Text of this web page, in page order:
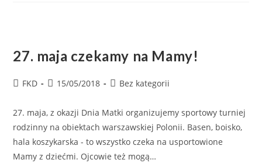
27. maja czekamy na Mamy!
FKD 15/05/2018 Bez kategorii
27. maja, z okazji Dnia Matki organizujemy sportowy turniej
rodzinny na obiektach warszawskiej Polonii. Basen, boisko,
hala koszykarska - to wszystko czeka na usportowione
Mamy z dziećmi. Ojcowie też mogą…